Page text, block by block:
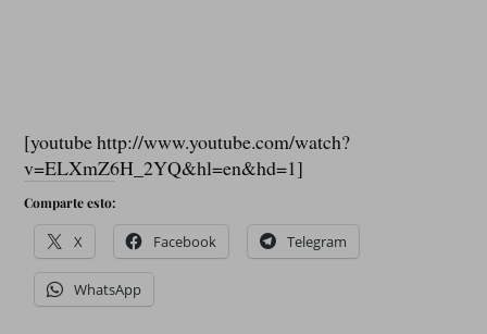
[youtube http://www.youtube.com/watch?
v=ELXmZ6H_2YQ&hl=en&hd=1]
Comparte esto:
X Facebook Telegram
WhatsApp